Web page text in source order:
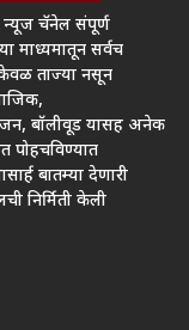
न्यूज चॅनेल संपूर्ण
माध्यमातून सर्वच
केवळ ताज्या नसून
बॉलीवूड यासह अनेक
पोहचविण्यात
बातम्या देणारी
निर्मिती केली